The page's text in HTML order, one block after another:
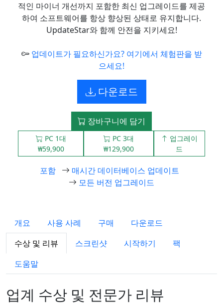
적인 마이너 개선까지 포함한 최신 업그레이드를 제공
하여 소프트웨어를 항상 향상된 상태로 유지합니다.
UpdateStar와 함께 안전을 지키세요!
업데이트가 필요하신가요? 여기에서 체험판을 받
으세요!
다운로드
장바구니에 담기
PC 1대
₩59,900
PC 3대
₩129,900
업그레이
드
포함
매시간 데이터베이스 업데이트
모든 버전 업그레이드
개요 사용 사례 구매
다운로드
수상 및 리뷰
스크린샷 시작하기
팩
도움말
업계 수상 및 전문가 리뷰